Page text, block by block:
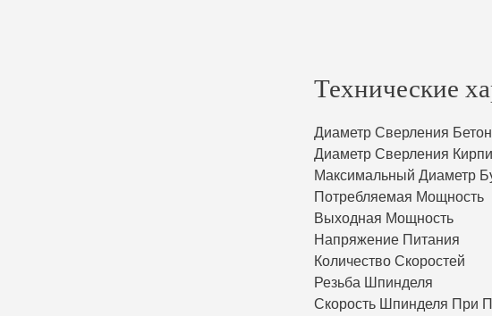
Технические
Диаметр Сверления Бетон
Диаметр Сверления
Максимальный Диаметр
Потребляемая Мощность
Выходная Мощность
Напряжение Питания
Количество Скоростей
Резьба Шпинделя
Скорость Шпинделя При